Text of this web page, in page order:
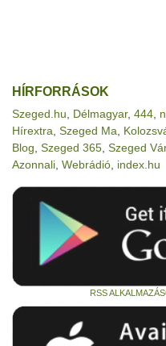
HÍRFORRÁSOK
Szeged.hu Délmagyar, 444
Hírextra Szeged Ma
Blog Szeged 365 Szeged
Azonnali Webrádió index.hu
RSS